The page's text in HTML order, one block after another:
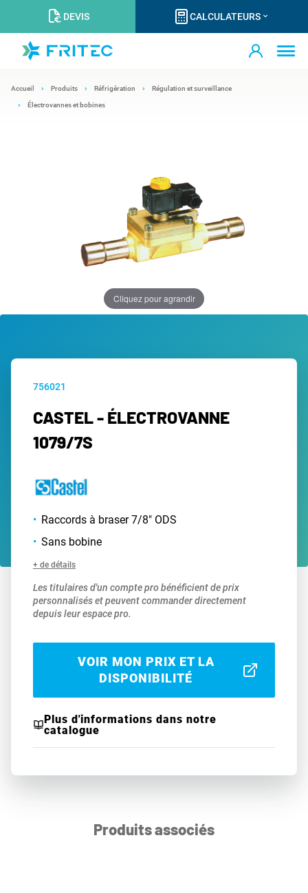
DEVIS CALCULATEURS
Accueil Produits Réfrigération Régulation et surveillance
Électrovannes et bobines
Cliquez pour agrandir
756021
CASTEL - ÉLECTROVANNE
1079/7S
Raccords à braser 7/8" ODS
Sans bobine
+ de détails
Les titulaires d'un compte pro bénéficient de prix
personnalisés et peuvent commander directement
depuis leur espace pro.
VOIR MON PRIX ET LA
DISPONIBILITÉ
Plus d'informations dans notre
catalogue
Produits associés